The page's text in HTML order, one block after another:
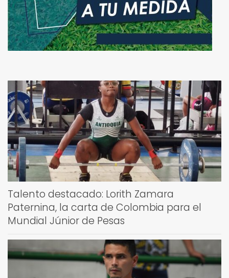
Talento destacado: Lorith Zamara
Paternina, la carta de Colombia para el
Mundial Júnior de Pesas